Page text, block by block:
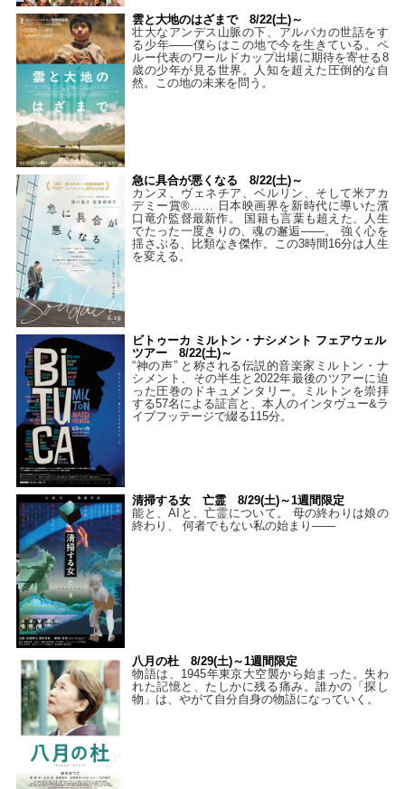
雲と大地のはざまで 8/22(土)～
壮大なアンデス山脈の下、アルパカの世話をす
る少年――僕らはこの地で今を生きている。ペ
ルー代表のワールドカップ出場に期待を寄せる8
歳の少年が見る世界。人知を超えた圧倒的な自
然。この地の未来を問う。
急に具合が悪くなる 8/22(土)～
カンヌ、ヴェネチア、ベルリン、そして米アカ
デミー賞®…… 日本映画界を新時代に導いた濱
口竜介監督最新作。 国籍も言葉も超えた、人生
でたった一度きりの、魂の邂逅――。 強く心を
揺さぶる、比類なき傑作。この3時間16分は人生
を変える。
ビトゥーカ ミルトン・ナシメント フェアウェル
ツアー 8/22(土)～
“神の声” と称される伝説的音楽家ミルトン・ナ
シメント、その半生と2022年最後のツアーに迫
った圧巻のドキュメンタリー。ミルトンを崇拝
する57名による証言と、本人のインタヴュー&ラ
イブフッテージで綴る115分。
清掃する女 亡霊 8/29(土)～1週間限定
能と、AIと、亡霊について。 母の終わりは娘の
終わり、 何者でもない私の始まり――
八月の杜 8/29(土)～1週間限定
物語は、1945年東京大空襲から始まった。失わ
れた記憶と、たしかに残る痛み。誰かの「探し
物」は、やがて自分自身の物語になっていく。